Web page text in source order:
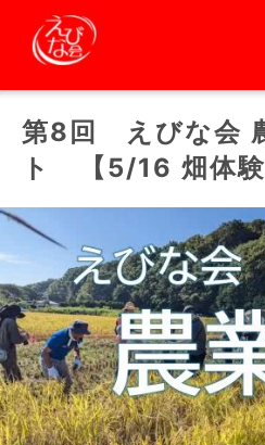
第8回 えびな会
ト 【5/16 畑体験